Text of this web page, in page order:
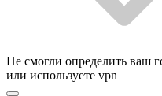
Не смогли определить ваш
или используете vpn